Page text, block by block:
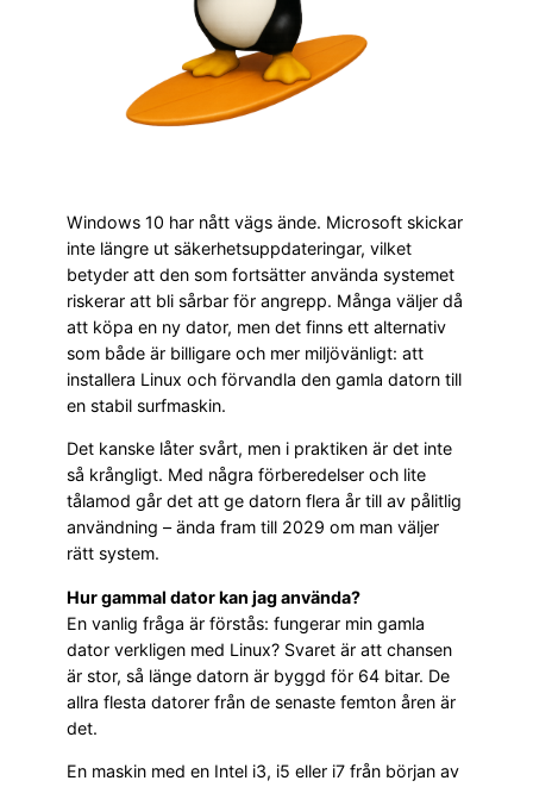
Windows 10 har nått vägs ände. Microsoft skickar
inte längre ut säkerhetsuppdateringar, vilket
betyder att den som fortsätter använda systemet
riskerar att bli sårbar för angrepp. Många väljer då
att köpa en ny dator, men det finns ett alternativ
som både är billigare och mer miljövänligt: att
installera Linux och förvandla den gamla datorn till
en stabil surfmaskin.
Det kanske låter svårt, men i praktiken är det inte
så krångligt. Med några förberedelser och lite
tålamod går det att ge datorn flera år till av pålitlig
användning – ända fram till 2029 om man väljer
rätt system.
Hur gammal dator kan jag använda?
En vanlig fråga är förstås: fungerar min gamla
dator verkligen med Linux? Svaret är att chansen
är stor, så länge datorn är byggd för 64 bitar. De
allra flesta datorer från de senaste femton åren är
det.
En maskin med en Intel i3, i5 eller i7 från början av